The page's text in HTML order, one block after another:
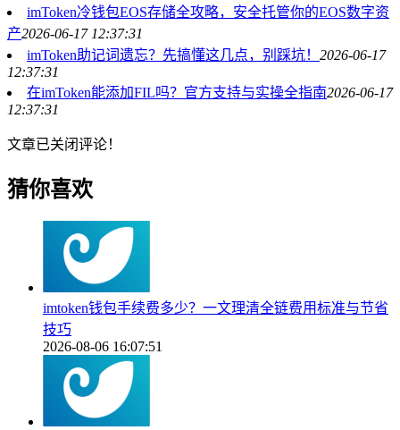
imToken冷钱包EOS存储全攻略，安全托管你的EOS数字资
产2026-06-17 12:37:31
imToken助记词遗忘？先搞懂这几点，别踩坑！ 2026-06-17
12:37:31
在imToken能添加FIL吗？官方支持与实操全指南2026-06-17
12:37:31
文章已关闭评论！
猜你喜欢
imtoken钱包手续费多少？一文理清全链费用标准与节省
技巧
2026-08-06 16:07:51